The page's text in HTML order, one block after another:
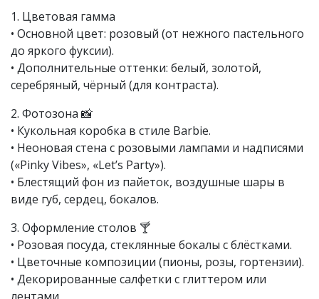
1. Цветовая гамма
• Основной цвет: розовый (от нежного пастельного
до яркого фуксии).
• Дополнительные оттенки: белый, золотой,
серебряный, чёрный (для контраста).
2. Фотозона 📸
• Кукольная коробка в стиле Barbie.
• Неоновая стена с розовыми лампами и надписями
(«Pinky Vibes», «Let’s Party»).
• Блестящий фон из пайеток, воздушные шары в
виде губ, сердец, бокалов.
3. Оформление столов 🍸
• Розовая посуда, стеклянные бокалы с блёстками.
• Цветочные композиции (пионы, розы, гортензии).
• Декорированные салфетки с глиттером или